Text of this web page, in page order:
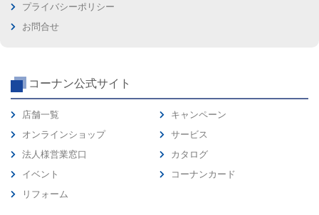
プライバシーポリシー
お問合せ
コーナン公式サイト
店舗一覧
オンラインショップ
法人様営業窓口
イベント
リフォーム
キャンペーン
サービス
カタログ
コーナンカード